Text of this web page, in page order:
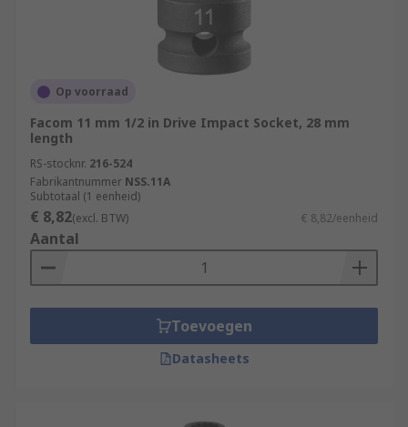
Op voorraad
Facom 11 mm 1/2 in Drive Impact Socket, 28 mm
length
RS-stocknr. 216-524
Fabrikantnummer NSS.11A
Subtotaal (1 eenheid)
€ 8,82(excl. BTW) € 8,82/eenheid
Aantal
Toevoegen
Datasheets